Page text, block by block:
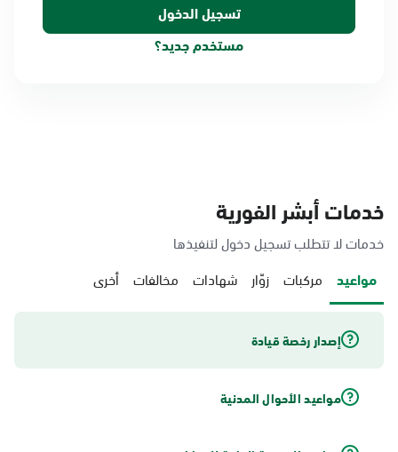
مستخدم جديد؟
خدمات أبشر الفورية
خدمات لا تتطلب تسجيل دخول لتنفيذها
مواعيد مركبات زوّار شهادات مخالفات أخرى
إصدار رخصة قيادة
مواعيد الأحوال المدنية